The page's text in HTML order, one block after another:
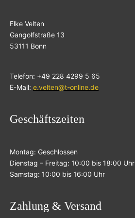
Elke Velten
Gangolfstraße 13
53111 Bonn
Telefon: +49 228 4299 5 65
E-Mail: e.velten@t-online.de
Geschäftszeiten
Montag: Geschlossen
Dienstag – Freitag: 10:00 bis 18:00 Uhr
Samstag: 10:00 bis 16:00 Uhr
Zahlung & Versand